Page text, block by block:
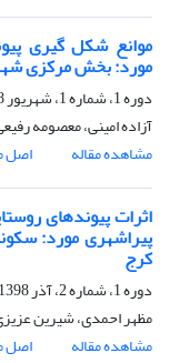
موانع شکل گیری
مورد: بخش مرکزی
دوره 1، شماره 1، شهریور 1398، صفحه
آزاده امینی، معصومه
مشاهده مقاله
اصل
اثرات پیوندهای
پیراشهری مورد:
کرج
دوره 1، شماره 2، آذر 1398، صفحه
مظهر احمدی، شیرین
مشاهده مقاله
اصل